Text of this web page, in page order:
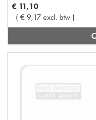
€ 11,10
( € 9,17excl. btw )